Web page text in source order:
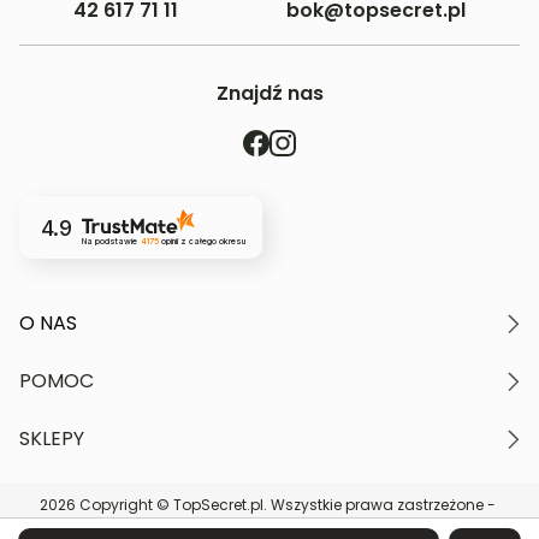
42 617 71 11 bok@topsecret.pl
Znajdź nas
4.9
Na podstawie 4175opinii z całego okresu
O NAS
Nasze wartości
Kontakt
POMOC
Regulamin serwisu
Zwroty i reklamacje
Karta podarunkowa
SKLEPY
DARMOWA DOSTAWA do sklepów
2026 Copyright © TopSecret.pl. Wszystkie prawa zastrzeżone -
Powered by